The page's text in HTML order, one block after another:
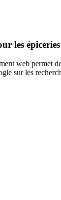
les
web permet
sur les